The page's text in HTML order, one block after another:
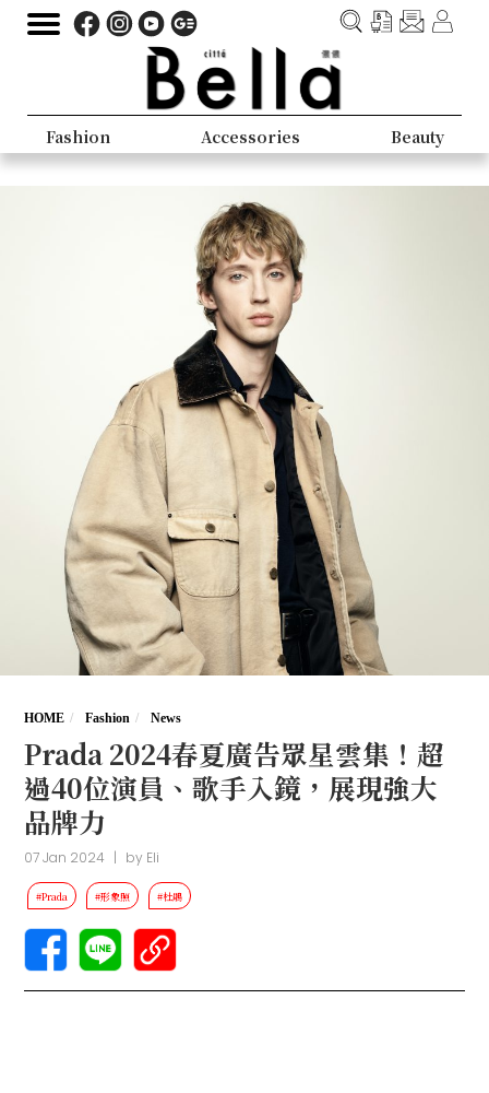
Fashion Accessories Beauty
HOME Fashion News
Prada 2024春夏廣告眾星雲集！超
過40位演員、歌手入鏡，展現強大
品牌力
07 Jan 2024 | by Eli
#Prada #形象照 #杜鵑